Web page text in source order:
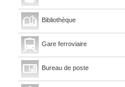
Bibliothèque
Gare ferroviaire
Bureau de poste